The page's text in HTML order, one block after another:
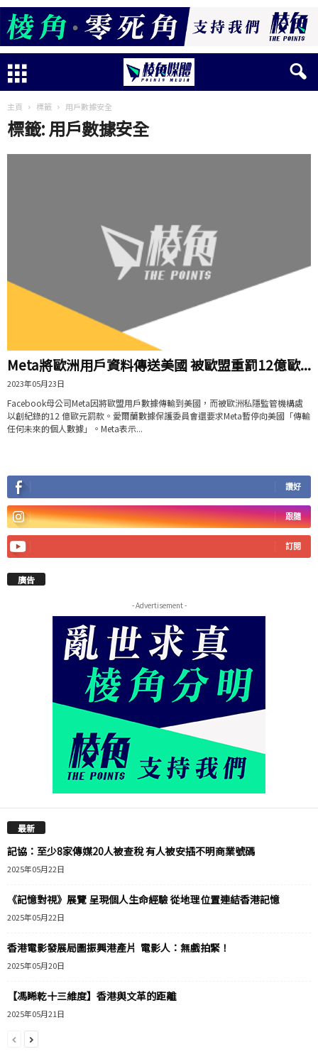
主頁 標籤 用戶數據安全
標籤: 用戶數據安全
Meta將歐洲用戶資料傳送美國 被歐盟重罰12億歐...
2023年05月23日
Facebook母公司Meta因將歐盟用戶數據傳輸到美國，而被歐洲私隱監管機構處
以創紀錄的12 億歐元罰款。愛爾蘭數據保護委員會還要求Meta暫停向美國「傳輸
任何未來的個人數據」。Meta表示...
讚好
跟隨
訂閱
廣告
- Advertisement -
最新
記協：至少8家傳媒20人被查稅 有人被安插不明商業號碼
2025年05月22日
《記憶對視》展覽 呈現個人生命經驗 從地理位置連結香港記憶
2025年05月22日
香港電影發展局圖振興港產片 電影人：無戲拍緊！
2025年05月20日
【馮睎乾十三維度】香港與文革的距離
2025年05月21日